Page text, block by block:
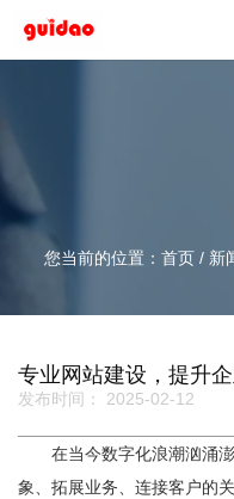
您当前的位置：首页 / 新
专业网站建设，提升
发布时间： 2025-02-12
在当今数字化浪潮汹涌
象、拓展业务、连接客户的